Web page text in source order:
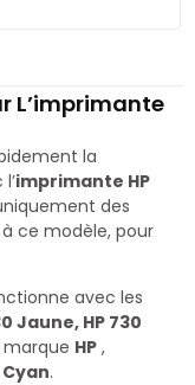
L’imprimante
la
imprimante HP
des
ce modèle, pour
avec les
Jaune, HP 730
marque HP ,
.